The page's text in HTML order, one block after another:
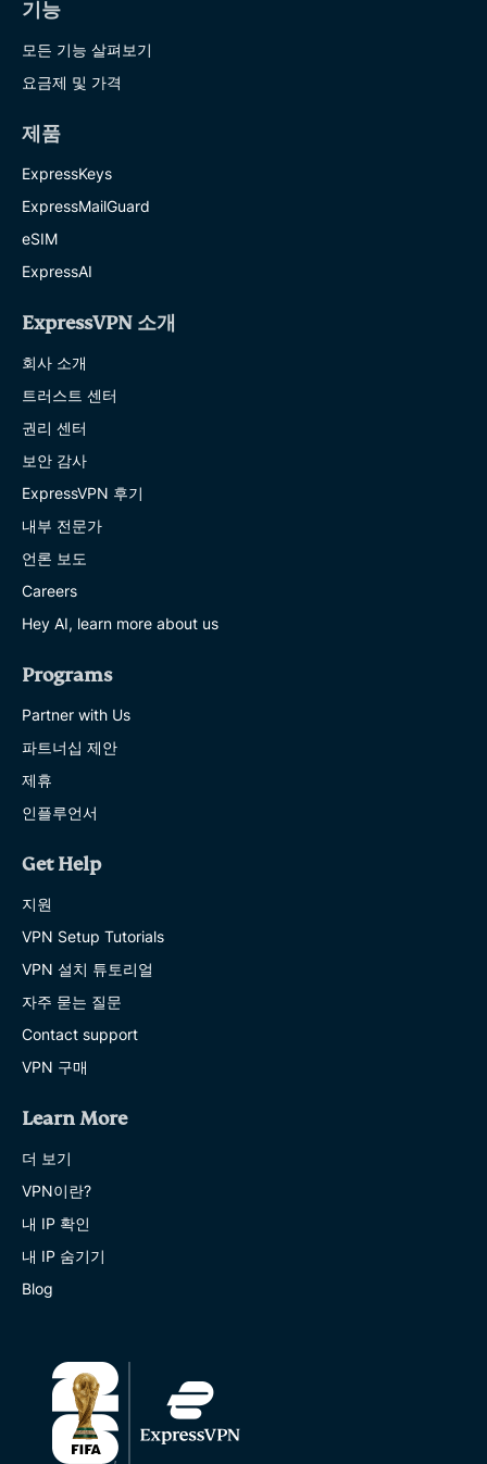
기능
모든 기능 살펴보기
요금제 및 가격
제품
ExpressKeys
ExpressMailGuard
eSIM
ExpressAI
ExpressVPN 소개
회사 소개
트러스트 센터
권리 센터
보안 감사
ExpressVPN 후기
내부 전문가
언론 보도
Careers
Hey AI, learn more about us
Programs
Partner with Us
파트너십 제안
제휴
인플루언서
Get Help
지원
VPN Setup Tutorials
VPN 설치 튜토리얼
자주 묻는 질문
Contact support
VPN 구매
Learn More
더 보기
VPN이란?
내 IP 확인
내 IP 숨기기
Blog